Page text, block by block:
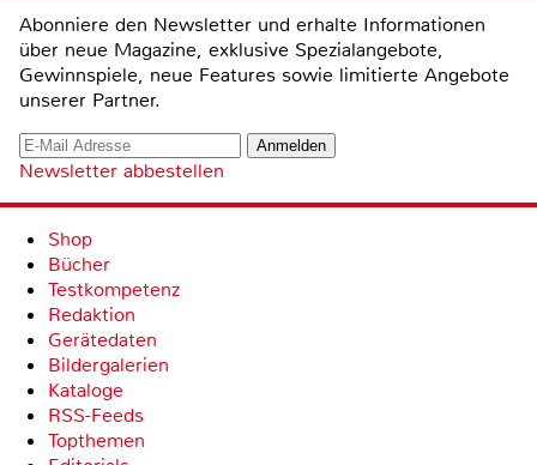
Abonniere den Newsletter und erhalte Informationen
über neue Magazine, exklusive Spezialangebote,
Gewinnspiele, neue Features sowie limitierte Angebote
unserer Partner.
Newsletter abbestellen
Shop
Bücher
Testkompetenz
Redaktion
Gerätedaten
Bildergalerien
Kataloge
RSS-Feeds
Topthemen